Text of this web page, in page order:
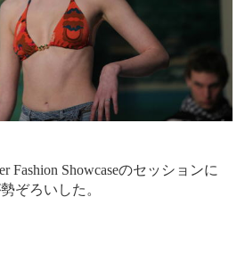
Fashion Showcaseのセッションに
ぞろいした。